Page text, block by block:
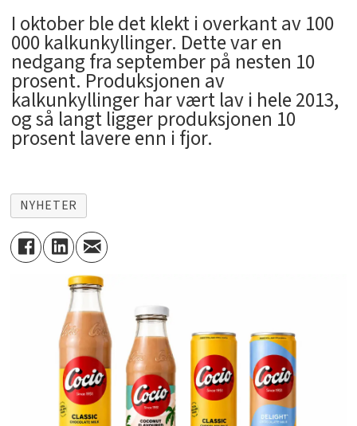
I oktober ble det klekt i overkant av 100
000 kalkunkyllinger. Dette var en
nedgang fra september på nesten 10
prosent. Produksjonen av
kalkunkyllinger har vært lav i hele 2013,
og så langt ligger produksjonen 10
prosent lavere enn i fjor.
NYHETER